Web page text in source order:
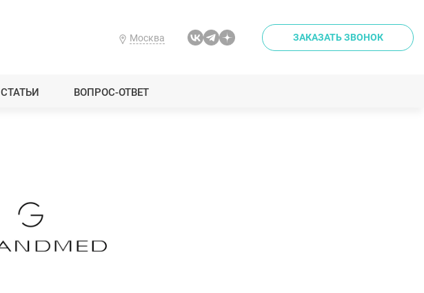
Москва ЗАКАЗАТЬ ЗВОНОК
СТАТЬИ ВОПРОС-ОТВЕТ